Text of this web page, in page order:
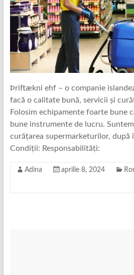
Þriftækni ehf – o companie
facă o calitate bună, servicii și
Folosim echipamente foarte bune
bune instrumente de lucru.
curățarea supermarketurilor, după
Condiții: Responsabilități:
Adina aprilie 8, 2024